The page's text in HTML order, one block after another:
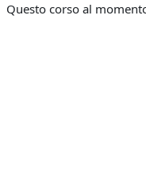
Questo corso al